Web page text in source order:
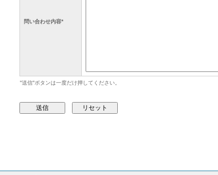
問い合わせ内容*
"送信"ボタンは一度だけ押してください。